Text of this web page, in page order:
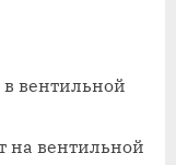
вентильной
на вентильной